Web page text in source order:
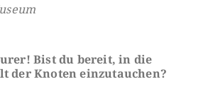
Bist du bereit, in die
der Knoten einzutauchen?